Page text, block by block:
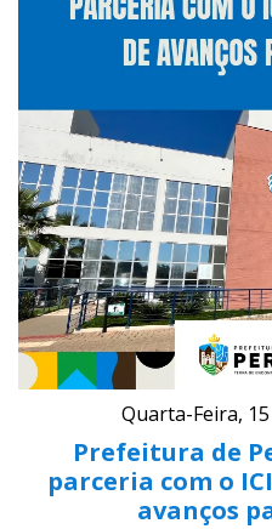
Quarta-Feira,
Prefeitura de
parceria com o
avanços